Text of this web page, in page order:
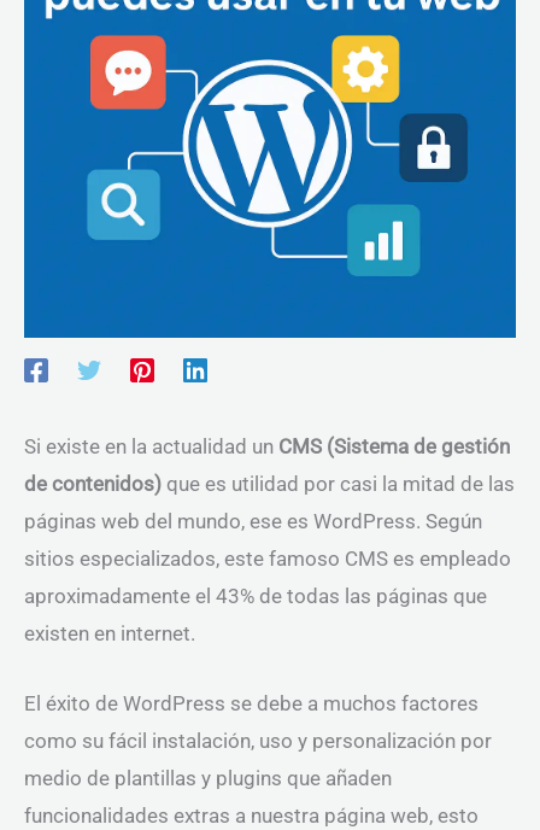
Si existe en la actualidad un CMS (Sistema de gestión
de contenidos) que es utilidad por casi la mitad de las
páginas web del mundo, ese es WordPress. Según
sitios especializados, este famoso CMS es empleado
aproximadamente el 43% de todas las páginas que
existen en internet.
El éxito de WordPress se debe a muchos factores
como su fácil instalación, uso y personalización por
medio de plantillas y plugins que añaden
funcionalidades extras a nuestra página web, esto